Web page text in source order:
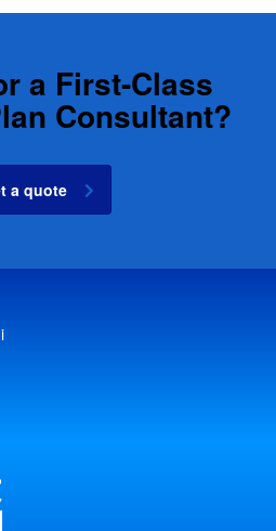
a First-Class
Consultant?
a quote